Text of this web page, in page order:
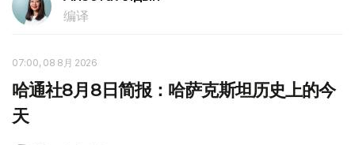
编译
07:00, 08 8月 2026
哈通社8月8日简报：哈萨克斯坦历史上的今
天